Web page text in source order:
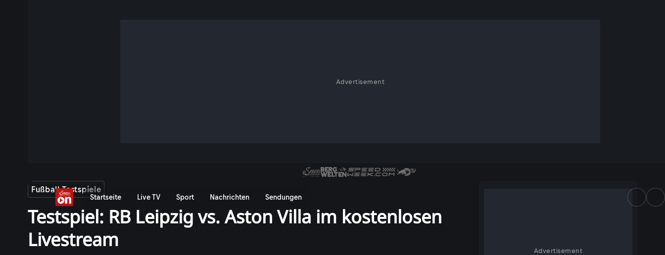
Advertisement
Startseite Live TV Sport Nachrichten Sendungen
Fußball-Testspiele
Testspiel: RB Leipzig vs. Aston Villa im kostenlosen
Livestream
Advertisement